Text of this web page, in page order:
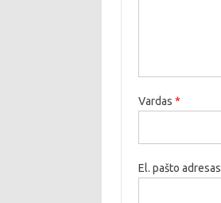
Vardas *
El. pašto adresas